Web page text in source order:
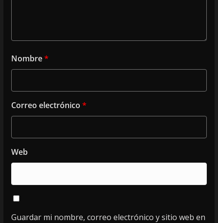
Nombre*
Correo electrónico *
Web
Guardar mi nombre, correo electrónico y sitio web en